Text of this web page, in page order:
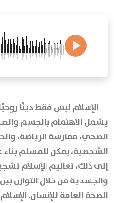
00:51
الإسلام ليس فقط دينًا
يشمل الاهتمام بالجسم
الصحي، ممارسة الرياضة،
الشخصية، يمكن للمسلم بناء
إلى ذلك، تعاليم الإسلام
والجسدية من خلال التوازن
الصحة العامة للإنسان.